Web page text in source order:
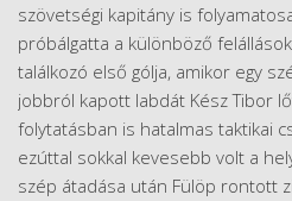
szövetségi kapitány is
próbálgatta a különböző
találkozó első gólja, amikor egy
jobbról kapott labdát Kész Tibor
folytatásban is hatalmas taktikai
ezúttal sokkal kevesebb volt a
szép átadása után Fülöp rontott